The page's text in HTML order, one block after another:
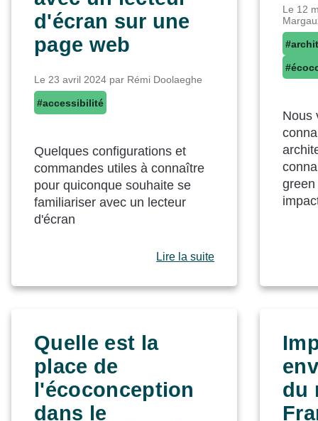
d'écran sur une
page web
Le 23 avril 2024 par Rémi Doolaeghe
#accessibilité
Quelques configurations et
commandes utiles à connaître
pour quiconque souhaite se
familiariser avec un lecteur
d'écran
Lire la suite
Le 12
Nous
Quelle est la
place de
l'écoconception
dans le
du